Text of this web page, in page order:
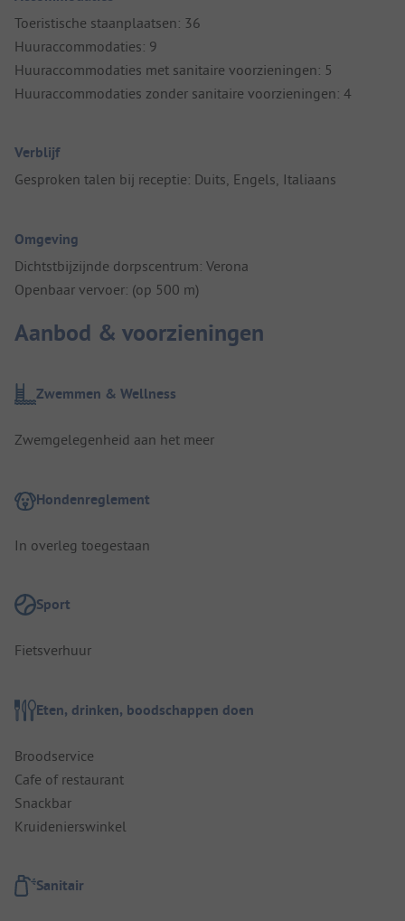
Toeristische staanplaatsen: 36
Huuraccommodaties: 9
Huuraccommodaties met sanitaire voorzieningen: 5
Huuraccommodaties zonder sanitaire voorzieningen: 4
Verblijf
Gesproken talen bij receptie: Duits, Engels, Italiaans
Omgeving
Dichtstbijzijnde dorpscentrum: Verona
Openbaar vervoer: (op 500 m)
Aanbod & voorzieningen
Zwemmen & Wellness
Zwemgelegenheid aan het meer
Hondenreglement
In overleg toegestaan
Sport
Fietsverhuur
Eten, drinken, boodschappen doen
Broodservice
Cafe of restaurant
Snackbar
Kruidenierswinkel
Sanitair